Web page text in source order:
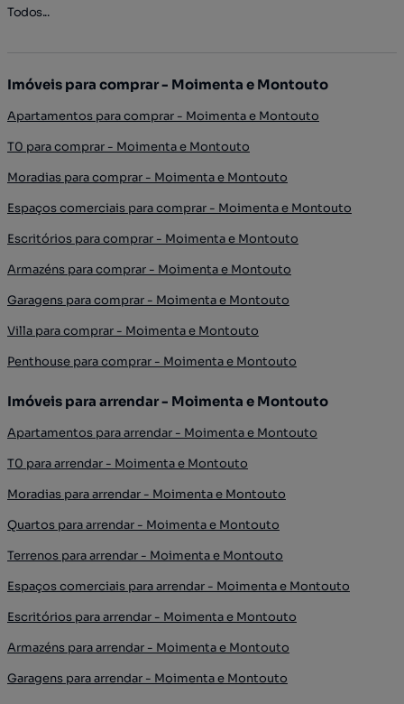
Todos...
Imóveis para comprar - Moimenta e Montouto
Apartamentos para comprar - Moimenta e Montouto
T0 para comprar - Moimenta e Montouto
Moradias para comprar - Moimenta e Montouto
Espaços comerciais para comprar - Moimenta e Montouto
Escritórios para comprar - Moimenta e Montouto
Armazéns para comprar - Moimenta e Montouto
Garagens para comprar - Moimenta e Montouto
Villa para comprar - Moimenta e Montouto
Penthouse para comprar - Moimenta e Montouto
Imóveis para arrendar - Moimenta e Montouto
Apartamentos para arrendar - Moimenta e Montouto
T0 para arrendar - Moimenta e Montouto
Moradias para arrendar - Moimenta e Montouto
Quartos para arrendar - Moimenta e Montouto
Terrenos para arrendar - Moimenta e Montouto
Espaços comerciais para arrendar - Moimenta e Montouto
Escritórios para arrendar - Moimenta e Montouto
Armazéns para arrendar - Moimenta e Montouto
Garagens para arrendar - Moimenta e Montouto